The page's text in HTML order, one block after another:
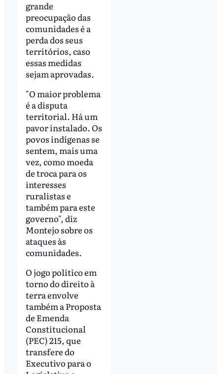
grande
preocupação das
comunidades é a
perda dos seus
territórios, caso
essas medidas
sejam aprovadas.
"O maior problema
é a disputa
territorial. Há um
pavor instalado. Os
povos indígenas se
sentem, mais uma
vez, como moeda
de troca para os
interesses
ruralistas e
também para este
governo", diz
Montejo sobre os
ataques às
comunidades.
O jogo político em
torno do direito à
terra envolve
também a Proposta
de Emenda
Constitucional
(PEC) 215, que
transfere do
Executivo para o